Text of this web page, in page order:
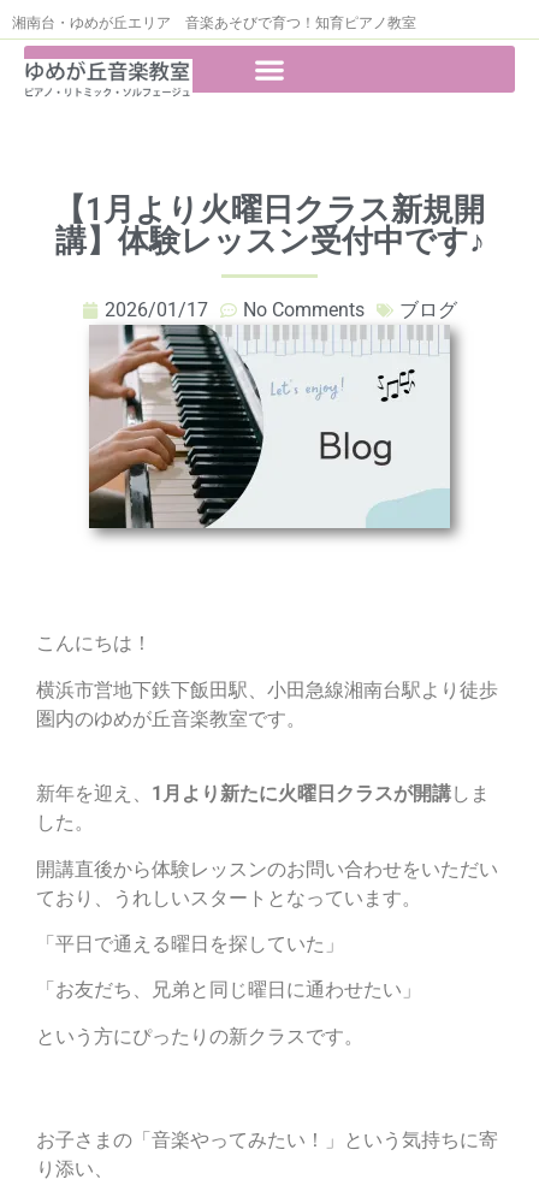
湘南台・ゆめが丘エリア 音楽あそびで育つ！知育ピアノ教室
【1月より火曜日クラス新規開
講】体験レッスン受付中です♪
2026/01/17 No Comments ブログ
こんにちは！
横浜市営地下鉄下飯田駅、小田急線湘南台駅より徒歩
圏内のゆめが丘音楽教室です。
新年を迎え、 1月より新たに火曜日クラスが開講しま
した。
開講直後から体験レッスンのお問い合わせをいただい
ており、うれしいスタートとなっています。
「平日で通える曜日を探していた」
「お友だち、兄弟と同じ曜日に通わせたい」
という方にぴったりの新クラスです。
お子さまの「音楽やってみたい！」という気持ちに寄
り添い、